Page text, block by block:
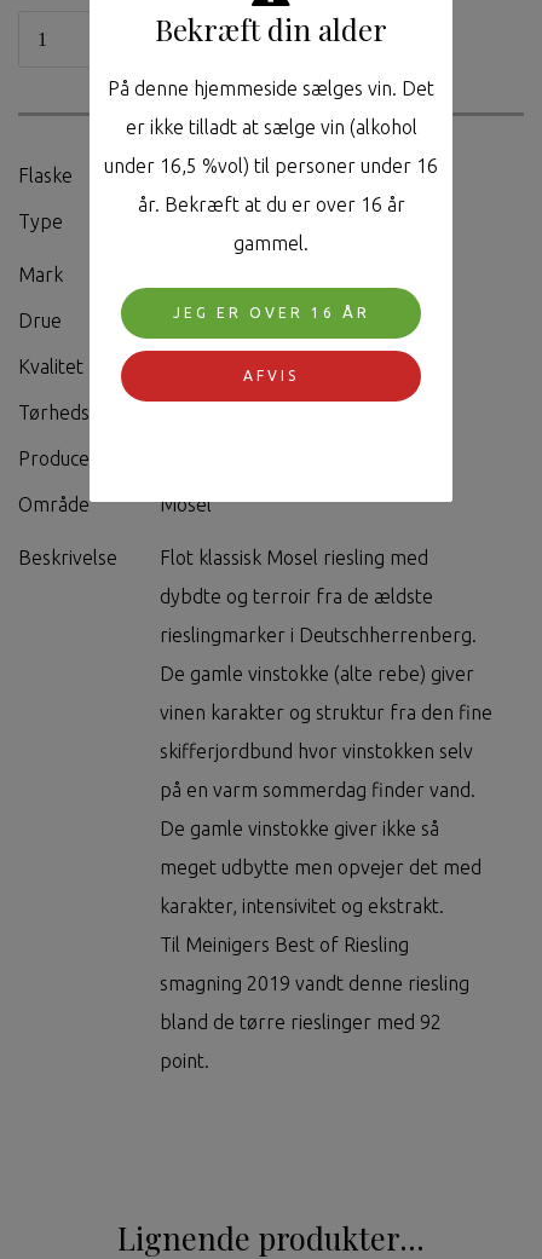
Bekræft din alder
På denne hjemmeside sælges vin. Det
er ikke tilladt at sælge vin (alkohol
under 16,5 %vol) til personer under 16
år. Bekræft at du er over 16 år
gammel.
JEG ER OVER 16 ÅR
AFVIS
Flaske 0,75L
Type
Mark
Drue Riesling
Kvalitet
Tørhedsgrad
Producent
Område Mosel
Beskrivelse
Flot klassisk Mosel riesling med
dybdte og terroir fra de ældste
rieslingmarker i Deutschherrenberg.
De gamle vinstokke (alte rebe) giver
vinen karakter og struktur fra den fine
skifferjordbund hvor vinstokken selv
på en varm sommerdag finder vand.
De gamle vinstokke giver ikke så
meget udbytte men opvejer det med
karakter, intensivitet og ekstrakt.
Til Meinigers Best of Riesling
smagning 2019 vandt denne riesling
bland de tørre rieslinger med 92
point.
Lignende produkter...